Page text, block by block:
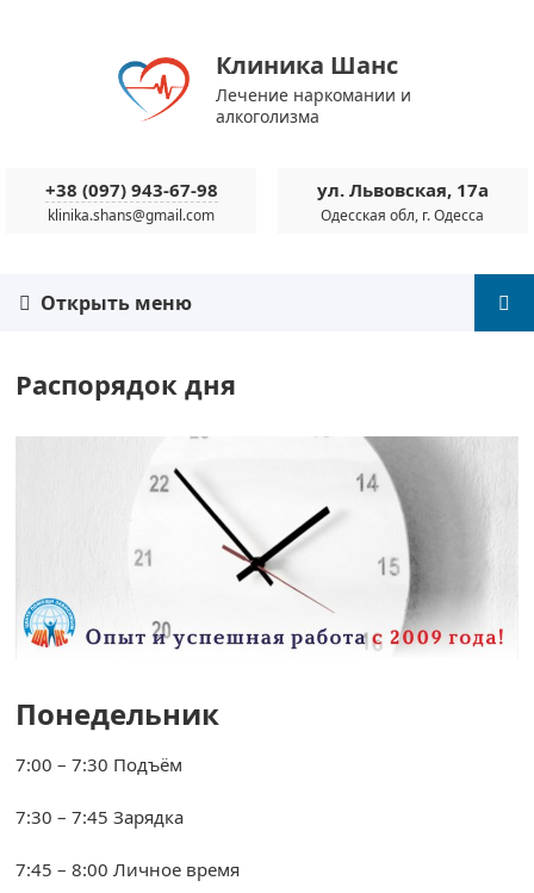
Клиника Шанс
Лечение наркомании и
алкоголизма
+38 (097) 943-67-98
klinika.shans@gmail.com
ул. Львовская, 17а
Одесская обл, г. Одесса
Открыть меню
Распорядок дня
Понедельник
7:00 – 7:30 Подъём
7:30 – 7:45 Зарядка
7:45 – 8:00 Личное время